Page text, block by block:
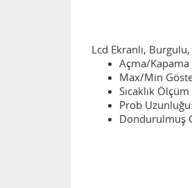
Lcd Ekranlı,
Açma/Kapama
Max/Min
Sıcaklık
Prob
Dondurulmuş